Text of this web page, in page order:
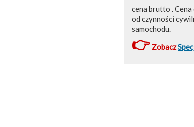
cena brutto .
od czynności
samochodu.
👉Zobacz